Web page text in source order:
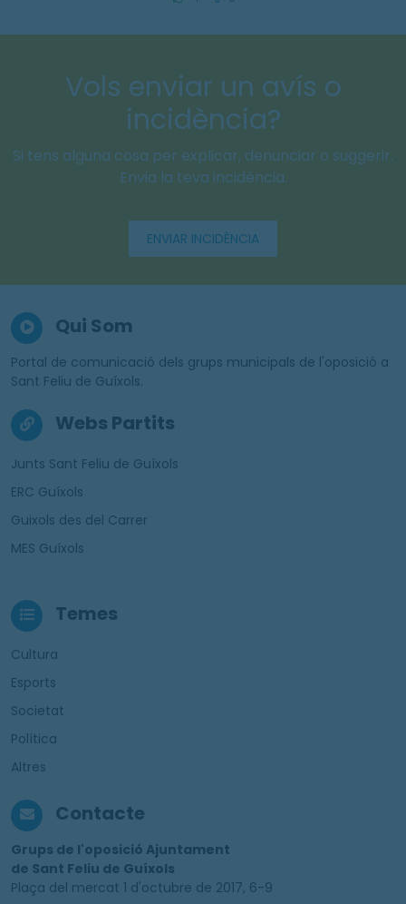
Vols enviar un avís o
incidència?
Si tens alguna cosa per explicar, denunciar o suggerir.
Envia la teva incidència.
ENVIAR INCIDÈNCIA
Qui Som
Portal de comunicació dels grups municipals de l'oposició a
Sant Feliu de Guíxols.
Webs Partits
Junts Sant Feliu de Guíxols
ERC Guíxols
Guixols des del Carrer
MES Guíxols
Temes
Cultura
Esports
Societat
Política
Altres
Contacte
Grups de l'oposició Ajuntament
de Sant Feliu de Guíxols
Plaça del mercat 1 d'octubre de 2017, 6-9